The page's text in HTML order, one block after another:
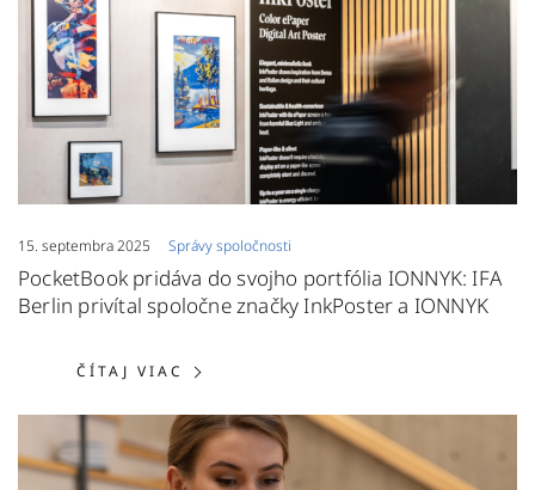
15. septembra 2025 Správy spoločnosti
PocketBook pridáva do svojho portfólia IONNYK: IFA
Berlin privítal spoločne značky InkPoster a IONNYK
ČÍTAJ VIAC ČÍTAJ VIAC: POCKETBOOK